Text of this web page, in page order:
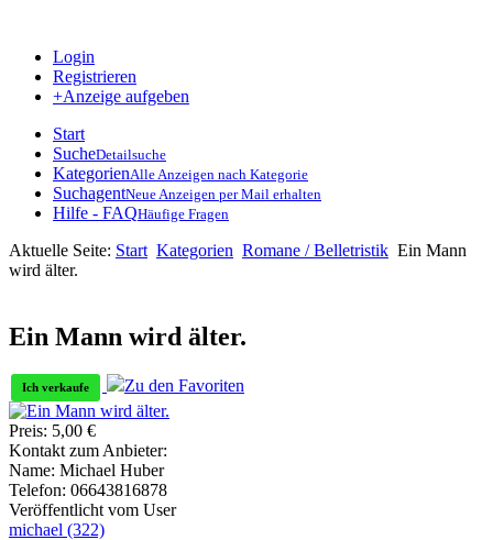
Login
Registrieren
+Anzeige aufgeben
Start
SucheDetailsuche
KategorienAlle Anzeigen nach Kategorie
SuchagentNeue Anzeigen per Mail erhalten
Hilfe - FAQHäufige Fragen
Aktuelle Seite: Start Kategorien Romane / Belletristik Ein Mann
wird älter.
Ein Mann wird älter.
Ich verkaufe Zu den Favoriten
Preis: 5,00 €
Kontakt zum Anbieter:
Name: Michael Huber
Telefon: 06643816878
Veröffentlicht vom User
michael (322)